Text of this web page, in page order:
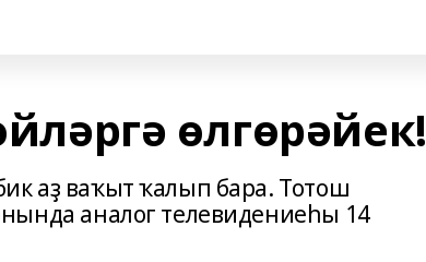
өлгөрәйек!
аҙ ваҡыт ҡалып бара. Тотош
аналог телевидениеһы 14